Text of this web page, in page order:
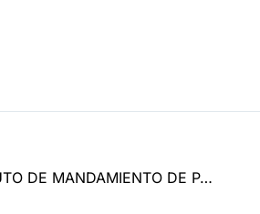
REITERACIÓN – NOTIFICACIÓN AUTO DE MANDAMIENTO DE PAGO No. 15 DEL 20 DICIEMBRE DE 2021 – SERGIO AUGUSTO MANOSLAVA AGREDO